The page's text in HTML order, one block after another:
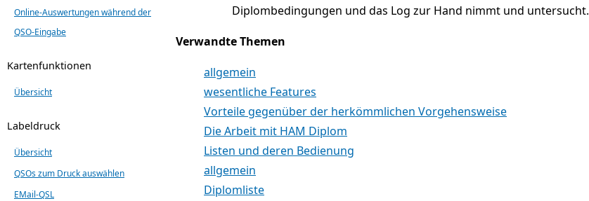
Online-Auswertungen während der
QSO-Eingabe
Kartenfunktionen
Übersicht
Labeldruck
Übersicht
QSOs zum Druck auswählen
EMail-QSL
Diplombedingungen und das Log zur Hand nimmt und untersucht.
Verwandte Themen
allgemein
wesentliche Features
Vorteile gegenüber der herkömmlichen Vorgehensweise
Die Arbeit mit HAM Diplom
Listen und deren Bedienung
allgemein
Diplomliste